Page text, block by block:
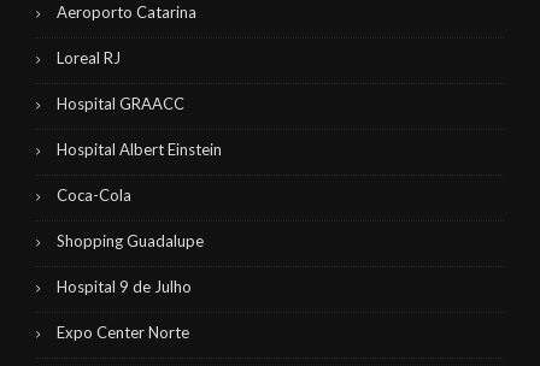
Aeroporto Catarina
Loreal RJ
Hospital GRAACC
Hospital Albert Einstein
Coca-Cola
Shopping Guadalupe
Hospital 9 de Julho
Expo Center Norte